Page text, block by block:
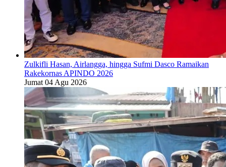
Zulkifli Hasan, Airlangga, hingga Sufmi Dasco Ramaikan
Rakekornas APINDO 2026
Jumat 04 Agu 2026